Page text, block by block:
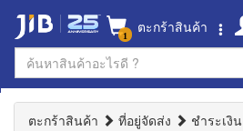
1 ตะกร้าสินค้า
ตะกร้าสินค้า ที่อยู่จัดส่ง ชำระเงิน